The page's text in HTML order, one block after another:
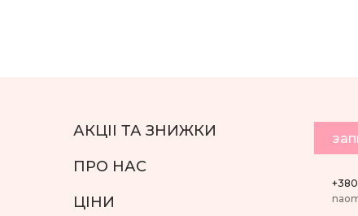
АКЦII ТА ЗНИЖКИ
ПРО НАС
ЦIНИ